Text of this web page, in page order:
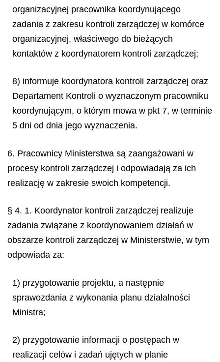
organizacyjnej pracownika koordynującego
zadania z zakresu kontroli zarządczej w komórce
organizacyjnej, właściwego do bieżących
kontaktów z koordynatorem kontroli zarządczej;
8) informuje koordynatora kontroli zarządczej oraz
Departament Kontroli o wyznaczonym pracowniku
koordynującym, o którym mowa w pkt 7, w terminie
5 dni od dnia jego wyznaczenia.
6. Pracownicy Ministerstwa są zaangażowani w
procesy kontroli zarządczej i odpowiadają za ich
realizację w zakresie swoich kompetencji.
§ 4. 1. Koordynator kontroli zarządczej realizuje
zadania związane z koordynowaniem działań w
obszarze kontroli zarządczej w Ministerstwie, w tym
odpowiada za:
1) przygotowanie projektu, a następnie
sprawozdania z wykonania planu działalności
Ministra;
2) przygotowanie informacji o postępach w
realizacji celów i zadań ujętych w planie